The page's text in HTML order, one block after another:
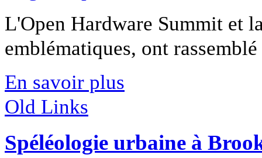
L'Open Hardware Summit et
emblématiques, ont
En savoir plus
Old Links
Spéléologie urbaine à